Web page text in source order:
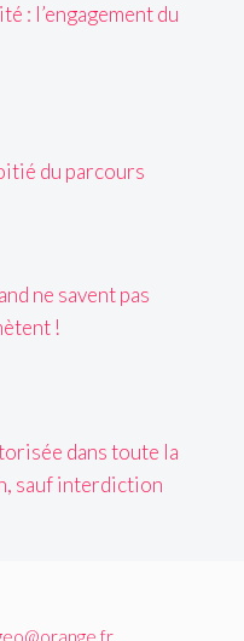
: l’engagement du
du parcours
ne savent pas
!
dans toute la
sauf interdiction